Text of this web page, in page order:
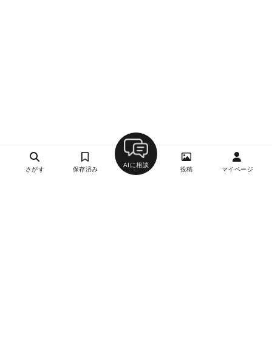
さがす 保存済み
AIに相談
投稿 マイページ